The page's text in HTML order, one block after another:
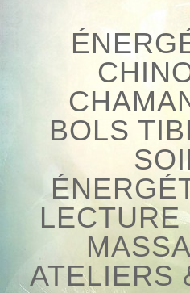
BOLS
ATELIERS